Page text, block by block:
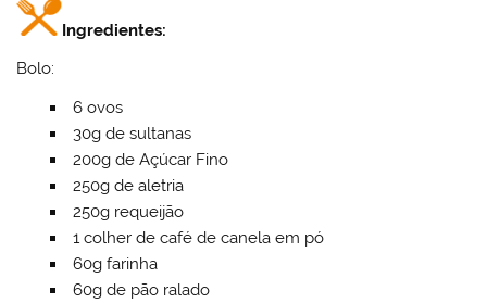
Ingredientes:
Bolo:
6 ovos
30g de sultanas
200g de Açúcar Fino
250g de aletria
250g requeijão
1 colher de café de canela em pó
60g farinha
60g de pão ralado